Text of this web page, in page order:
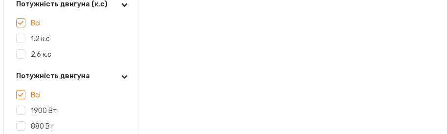
Потужність двигуна (к.с)
Всі
1.2 к.с
2.6 к.с
Потужність двигуна
Всі
1900 Вт
880 Вт